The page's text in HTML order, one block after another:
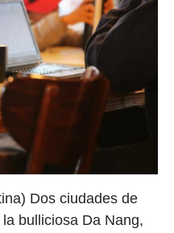
Dos ciudades de
bulliciosa Da Nang,